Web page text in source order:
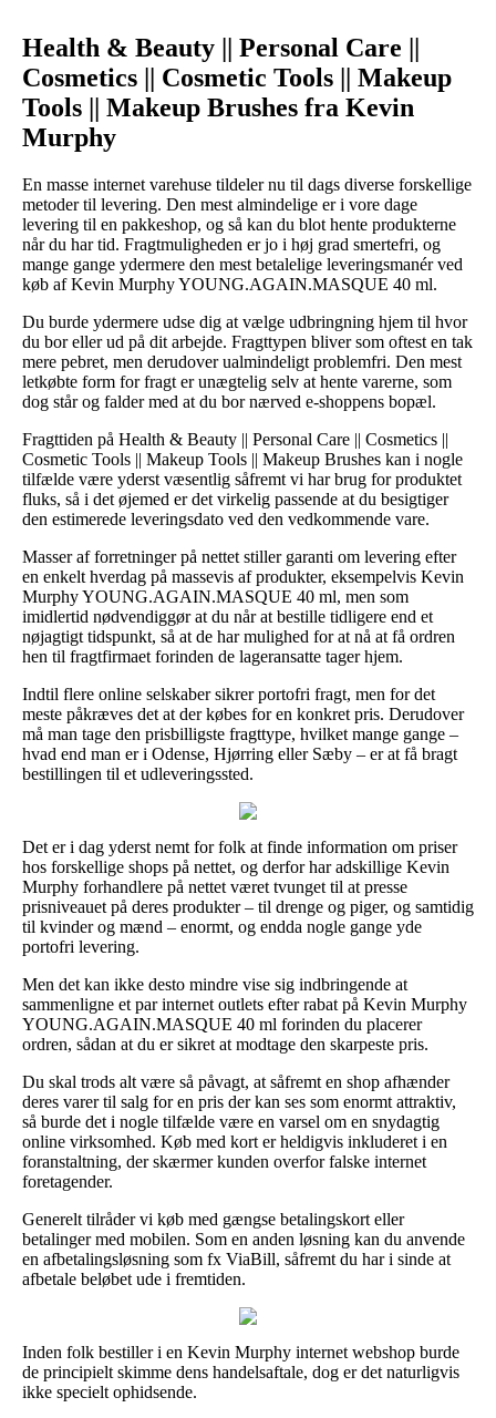
Health & Beauty || Personal Care ||
Cosmetics || Cosmetic Tools || Makeup
Tools || Makeup Brushes fra Kevin
Murphy
En masse internet varehuse tildeler nu til dags diverse forskellige
metoder til levering. Den mest almindelige er i vore dage
levering til en pakkeshop, og så kan du blot hente produkterne
når du har tid. Fragtmuligheden er jo i høj grad smertefri, og
mange gange ydermere den mest betalelige leveringsmanér ved
køb af Kevin Murphy YOUNG.AGAIN.MASQUE 40 ml.
Du burde ydermere udse dig at vælge udbringning hjem til hvor
du bor eller ud på dit arbejde. Fragttypen bliver som oftest en tak
mere pebret, men derudover ualmindeligt problemfri. Den mest
letkøbte form for fragt er unægtelig selv at hente varerne, som
dog står og falder med at du bor nærved e-shoppens bopæl.
Fragttiden på Health & Beauty || Personal Care || Cosmetics ||
Cosmetic Tools || Makeup Tools || Makeup Brushes kan i nogle
tilfælde være yderst væsentlig såfremt vi har brug for produktet
fluks, så i det øjemed er det virkelig passende at du besigtiger
den estimerede leveringsdato ved den vedkommende vare.
Masser af forretninger på nettet stiller garanti om levering efter
en enkelt hverdag på massevis af produkter, eksempelvis Kevin
Murphy YOUNG.AGAIN.MASQUE 40 ml, men som
imidlertid nødvendiggør at du når at bestille tidligere end et
nøjagtigt tidspunkt, så at de har mulighed for at nå at få ordren
hen til fragtfirmaet forinden de lageransatte tager hjem.
Indtil flere online selskaber sikrer portofri fragt, men for det
meste påkræves det at der købes for en konkret pris. Derudover
må man tage den prisbilligste fragttype, hvilket mange gange –
hvad end man er i Odense, Hjørring eller Sæby – er at få bragt
bestillingen til et udleveringssted.
Det er i dag yderst nemt for folk at finde information om priser
hos forskellige shops på nettet, og derfor har adskillige Kevin
Murphy forhandlere på nettet været tvunget til at presse
prisniveauet på deres produkter – til drenge og piger, og samtidig
til kvinder og mænd – enormt, og endda nogle gange yde
portofri levering.
Men det kan ikke desto mindre vise sig indbringende at
sammenligne et par internet outlets efter rabat på Kevin Murphy
YOUNG.AGAIN.MASQUE 40 ml forinden du placerer
ordren, sådan at du er sikret at modtage den skarpeste pris.
Du skal trods alt være så påvagt, at såfremt en shop afhænder
deres varer til salg for en pris der kan ses som enormt attraktiv,
så burde det i nogle tilfælde være en varsel om en snydagtig
online virksomhed. Køb med kort er heldigvis inkluderet i en
foranstaltning, der skærmer kunden overfor falske internet
foretagender.
Generelt tilråder vi køb med gængse betalingskort eller
betalinger med mobilen. Som en anden løsning kan du anvende
en afbetalingsløsning som fx ViaBill, såfremt du har i sinde at
afbetale beløbet ude i fremtiden.
Inden folk bestiller i en Kevin Murphy internet webshop burde
de principielt skimme dens handelsaftale, dog er det naturligvis
ikke specielt ophidsende.